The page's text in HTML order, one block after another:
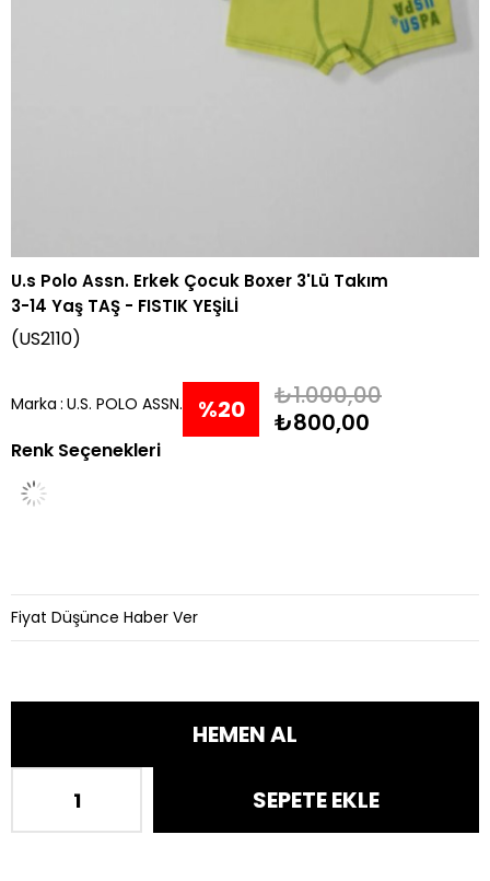
U.s Polo Assn. Erkek Çocuk Boxer 3'Lü Takım
3-14 Yaş TAŞ - FISTIK YEŞİLİ
(US2110)
Marka : U.S. POLO ASSN. %20
₺1.000,00
₺800,00
Renk Seçenekleri
Fiyat Düşünce Haber Ver